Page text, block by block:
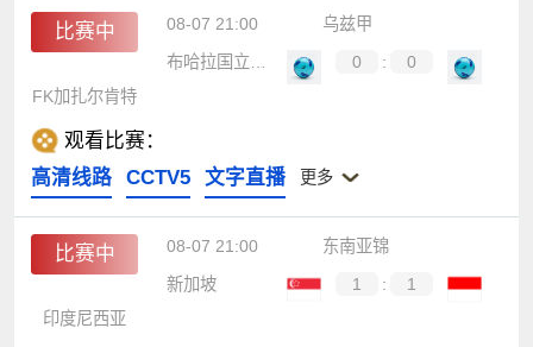
比赛中 08-07 21:00
乌兹甲
布哈拉国立大学
0 :
0
FK加扎尔肯特
观看比赛：
高清线路
CCTV5 文字直播 更多
比赛中 08-07 21:00
东南亚锦
新加坡
1 :
1
印度尼西亚